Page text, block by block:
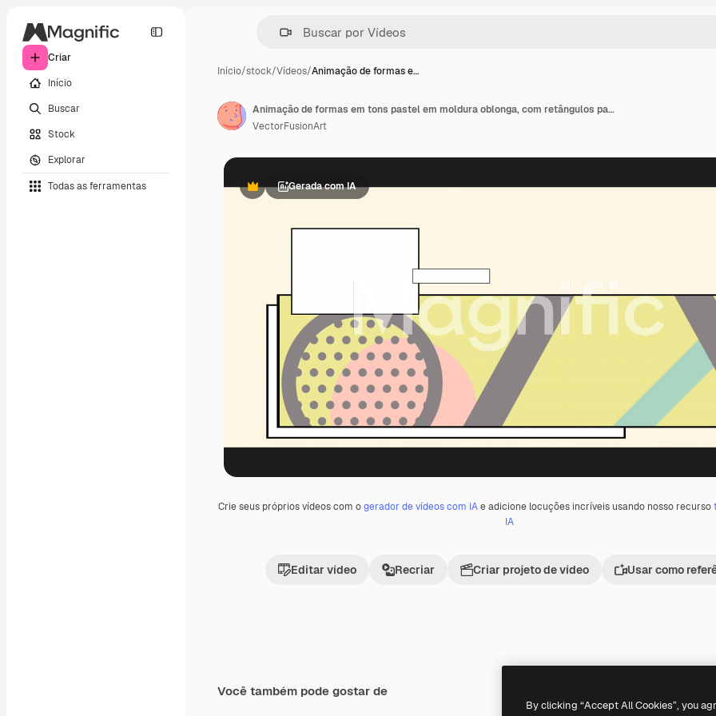
Criar
Início
Buscar
Stock
Explorar
Todas as ferramentas
Início/stock/Vídeos/Animação de formas e…
PremiumGerada com IA
Crie seus próprios vídeos com ogerador de vídeos com IAe adicione locuções incríveis usando nosso recurso
IA
Editar vídeo Recriar Criar projeto de vídeo Usar como
Animação de formas em tons pastel em moldura oblonga, com retângulos para espaço de texto, em fundo bege.
VectorFusionArt
Você também pode gostar de
Gerado por IA
By clicking “Accept All Cookies”, you